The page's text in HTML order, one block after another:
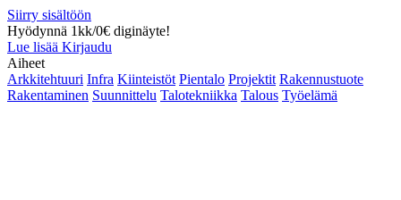
Siirry sisältöön
Hyödynnä 1kk/0€ diginäyte!
Lue lisää Kirjaudu
Aiheet
Arkkitehtuuri Infra Kiinteistöt Pientalo Projektit Rakennustuote
Rakentaminen Suunnittelu Talotekniikka Talous Työelämä